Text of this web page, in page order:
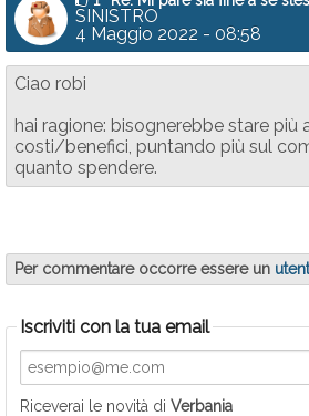
SINISTRO
4 Maggio 2022 - 08:58
Ciao robi
hai ragione: bisognerebbe stare
costi/benefici, puntando più sul
quanto spendere.
Per commentare occorre essere un
Iscriviti con la tua email
Riceverai le novità di Verbania